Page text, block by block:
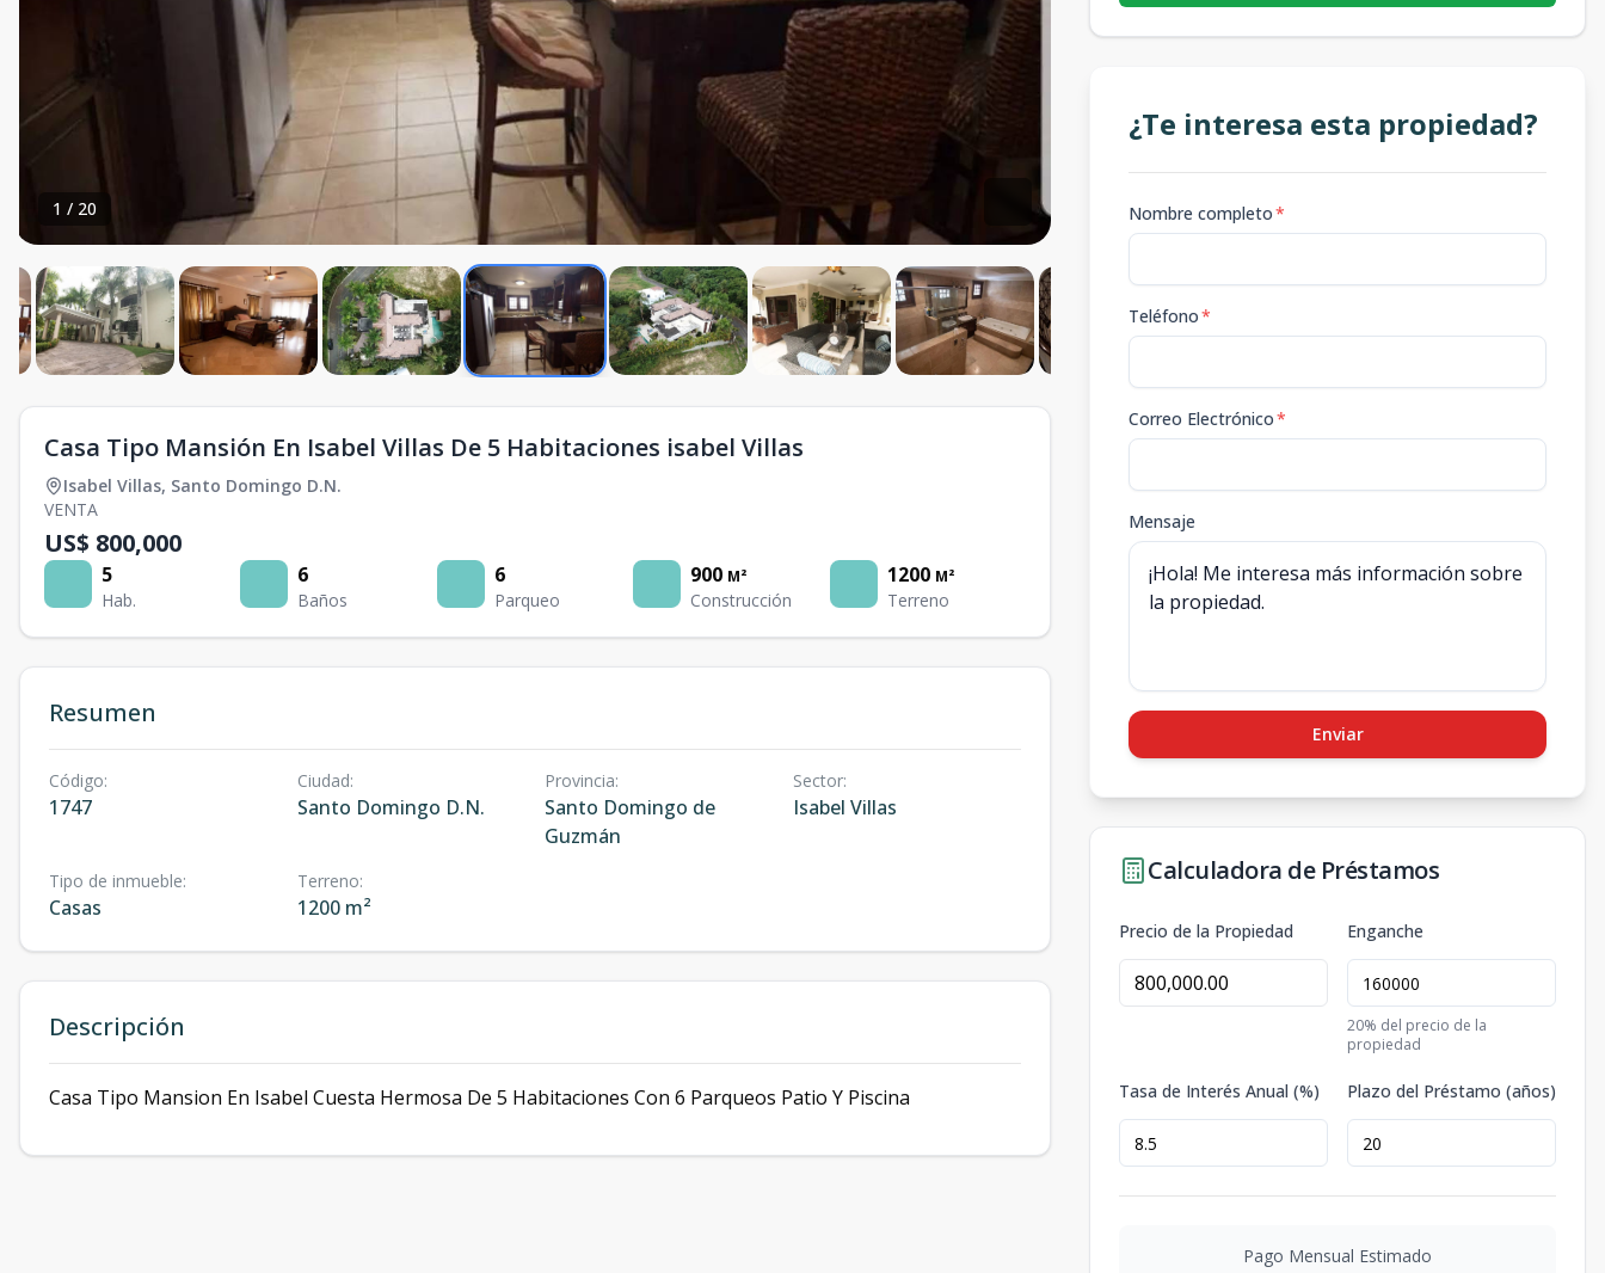
1 / 20
Casa Tipo Mansión En Isabel Villas De 5 Habitaciones isabel Villas
Isabel Villas, Santo Domingo D.N.
VENTA
US$ 800,000
5
Hab.
6
Baños
6
Parqueo
900 M²
Construcción
1200 M²
Terreno
Resumen
Código:
1747
Ciudad:
Santo Domingo D.N.
Provincia:
Santo Domingo de
Guzmán
Sector:
Isabel Villas
Tipo de inmueble:
Casas
Terreno:
1200 m²
Descripción
Casa Tipo Mansion En Isabel Cuesta Hermosa De 5 Habitaciones Con 6 Parqueos Patio Y Piscina
¿Te interesa esta propiedad?
Nombre completo*
Teléfono*
Correo Electrónico*
Mensaje
Enviar
Calculadora de Préstamos
Precio de la Propiedad Enganche
20% del precio de la
propiedad
Tasa de Interés Anual (%) Plazo del Préstamo (años)
Pago Mensual Estimado